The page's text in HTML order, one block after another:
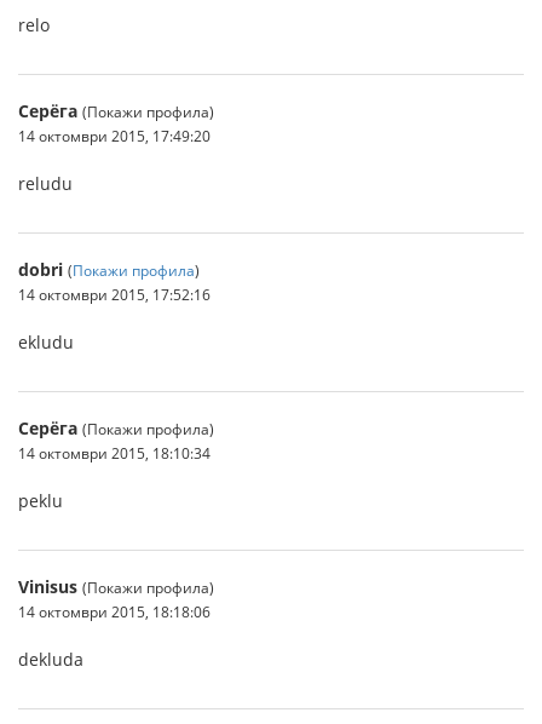
relo
Серёга (Покажи профила)
14 октомври 2015, 17:49:20
reludu
dobri (Покажи профила)
14 октомври 2015, 17:52:16
ekludu
Серёга (Покажи профила)
14 октомври 2015, 18:10:34
peklu
Vinisus (Покажи профила)
14 октомври 2015, 18:18:06
dekluda